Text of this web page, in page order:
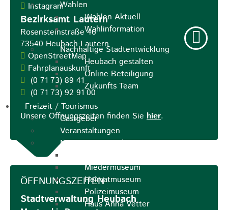
Wahlen
Wahlen Aktuell
Wahlinformation
Nachhaltige Stadtentwicklung
Heubach gestalten
Online Beteiligung
Zukunfts Team
Freizeit / Tourismus
Gastgeber
Veranstaltungen
Museen & Sammlungen
Miedermuseum
Heimatmuseum
Polizeimuseum
Haus Anna Vetter
Instagram
Bezirksamt Lautern
Rosensteinstraße 46
73540 Heubach-Lautern
OpenStreetMap
Fahrplanauskunft
(0 71 73) 89 41
(0 71 73) 92 91 00
Unsere Öffnungszeiten finden Sie hier.
ÖFFNUNGSZEITEN
Stadtverwaltung Heubach